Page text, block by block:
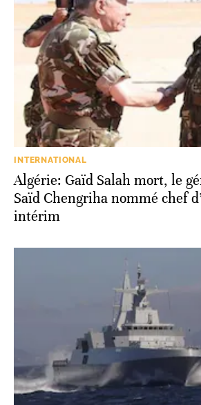
INTERNATIONAL
Algérie: Gaïd Salah mort, le
Saïd Chengriha nommé chef
intérim